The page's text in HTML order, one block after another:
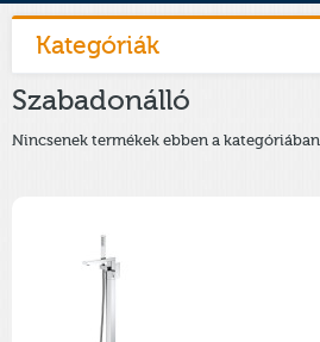
Kategóriák
Szabadonálló
Nincsenek termékek ebben a kategóriában